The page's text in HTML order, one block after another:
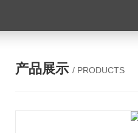
产品展示 / PRODUCTS